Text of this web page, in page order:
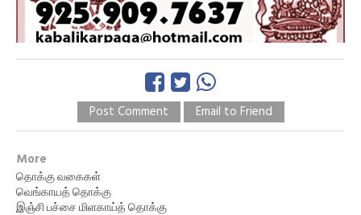
Post Comment Email to Friend
More
தொக்கு வகைகள்
வெங்காயத் தொக்கு
இஞ்சி பச்சை மிளகாய்த் தொக்கு